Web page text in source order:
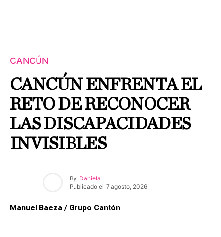
CANCÚN
CANCÚN ENFRENTA EL
RETO DE RECONOCER
LAS DISCAPACIDADES
INVISIBLES
By Daniela
Publicado el 7 agosto, 2026
Manuel Baeza / Grupo Cantón